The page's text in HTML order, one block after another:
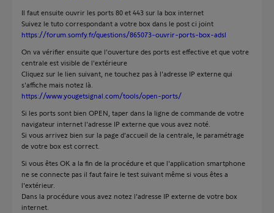
Il faut ensuite ouvrir les ports 80 et 443 sur la box internet
Suivez le tuto correspondant a votre box dans le post ci joint
https://forum.somfy.fr/questions/865073-ouvrir-ports-box-adsl
On va vérifier ensuite que l'ouverture des ports est effective et que votre
centrale est visible de l'extérieure
Cliquez sur le lien suivant, ne touchez pas à l'adresse IP externe qui
s'affiche mais notez là.
https://www.yougetsignal.com/tools/open-ports/
Si les ports sont bien OPEN, taper dans la ligne de commande de votre
navigateur internet l'adresse IP externe que vous avez noté.
Si vous arrivez bien sur la page d'accueil de la centrale, le paramétrage
de votre box est correct.
Si vous êtes OK a la fin de la procédure et que l'application smartphone
ne se connecte pas il faut faire le test suivant même si vous êtes a
l'extérieur.
Dans la procédure vous avez notez l'adresse IP externe de votre box
internet.